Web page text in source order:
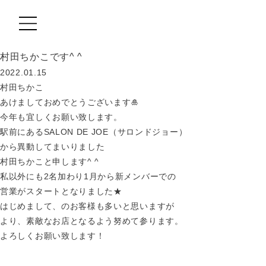
MOVIE
TREND STYLE
COLUMN
CARE
RECRUIT
村田ちかこです^ ^
2022.01.15
村田ちかこ
あけましておめでとうございます🎍
今年も宜しくお願い致します。
駅前にあるSALON DE JOE（サロンドジョー）
から異動してまいりました
村田ちかこと申します^ ^
私以外にも2名加わり1月から新メンバーでの
営業がスタートとなりました★
はじめまして、のお客様も多いと思いますが
より、素敵なお店となるよう努めて参ります。
よろしくお願い致します！